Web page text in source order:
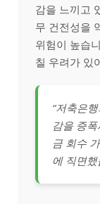
감을 느끼고
무 건전성을
위험이 높습
칠 우려가 있
“저축은
감을 증
금 회수
에 직면했